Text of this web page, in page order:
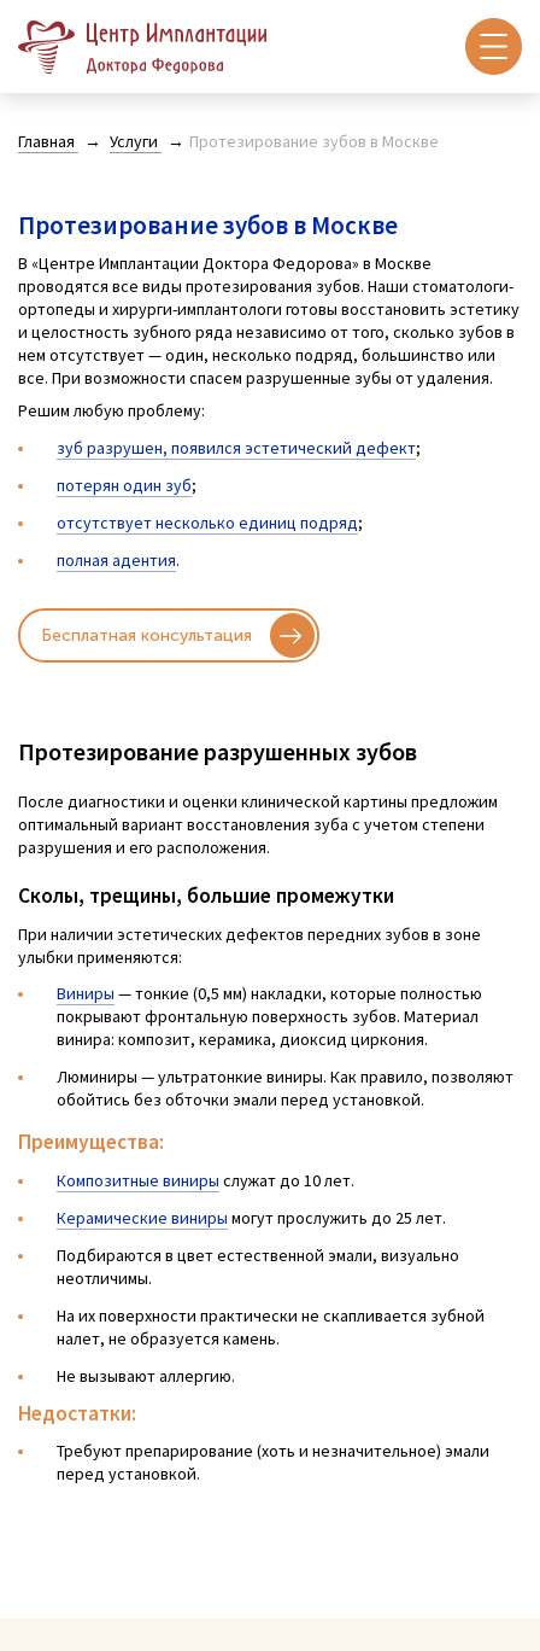
Главная Услуги Протезирование зубов в Москве
Протезирование зубов в Москве
В «Центре Имплантации Доктора Федорова» в Москве
проводятся все виды протезирования зубов. Наши стоматологи-
ортопеды и хирурги-имплантологи готовы восстановить эстетику
и целостность зубного ряда независимо от того, сколько зубов в
нем отсутствует — один, несколько подряд, большинство или
все. При возможности спасем разрушенные зубы от удаления.
Решим любую проблему:
зуб разрушен, появился эстетический дефект;
потерян один зуб;
отсутствует несколько единиц подряд;
полная адентия.
Бесплатная консультация
Протезирование разрушенных зубов
После диагностики и оценки клинической картины предложим
оптимальный вариант восстановления зуба с учетом степени
разрушения и его расположения.
Сколы, трещины, большие промежутки
При наличии эстетических дефектов передних зубов в зоне
улыбки применяются:
Виниры — тонкие (0,5 мм) накладки, которые полностью
покрывают фронтальную поверхность зубов. Материал
винира: композит, керамика, диоксид циркония.
Люминиры — ультратонкие виниры. Как правило, позволяют
обойтись без обточки эмали перед установкой.
Преимущества:
Композитные виниры служат до 10 лет.
Керамические виниры могут прослужить до 25 лет.
Подбираются в цвет естественной эмали, визуально
неотличимы.
На их поверхности практически не скапливается зубной
налет, не образуется камень.
Не вызывают аллергию.
Недостатки:
Требуют препарирование (хоть и незначительное) эмали
перед установкой.